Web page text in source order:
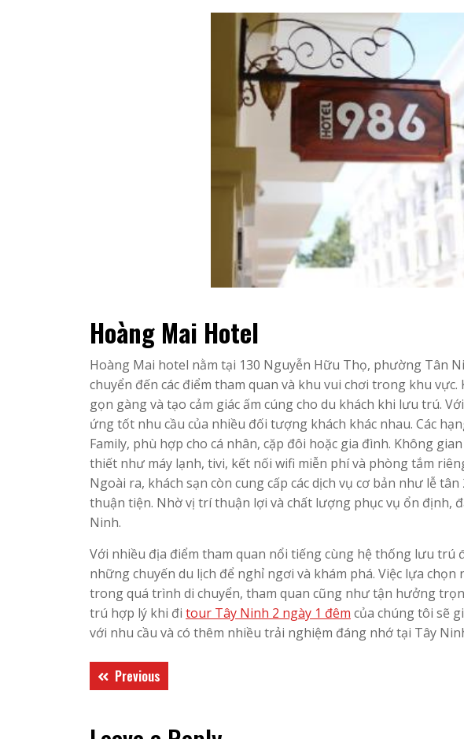
Hoàng Mai Hotel
Hoàng Mai hotel nằm tại 130 Nguyễn Hữu Thọ, phường Tân
chuyển đến các điểm tham quan và khu vui chơi trong khu
gọn gàng và tạo cảm giác ấm cúng cho du khách khi lưu trú.
ứng tốt nhu cầu của nhiều đối tượng khách khác nhau. Các
Family, phù hợp cho cá nhân, cặp đôi hoặc gia đình. Không
thiết như máy lạnh, tivi, kết nối wifi miễn phí và phòng tắm
Ngoài ra, khách sạn còn cung cấp các dịch vụ cơ bản như lễ
thuận tiện. Nhờ vị trí thuận lợi và chất lượng phục vụ ổn định,
Ninh.
Với nhiều địa điểm tham quan nổi tiếng cùng hệ thống lưu trú
những chuyến du lịch để nghỉ ngơi và khám phá. Việc lựa
trong quá trình di chuyển, tham quan cũng như tận hưởng
trú hợp lý khi đi tour Tây Ninh 2 ngày 1 đêm của chúng tôi sẽ
với nhu cầu và có thêm nhiều trải nghiệm đáng nhớ tại Tây
Điều
hướng
bài
Previous
post: